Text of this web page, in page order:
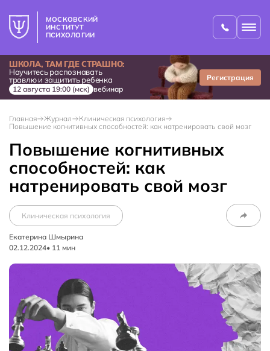
МОСКОВСКИЙ
ИНСТИТУТ
ПСИХОЛОГИИ
ШКОЛА, ТАМ ГДЕ СТРАШНО:
Научитесь распознавать
травлю и защитить ребенка
12 августа 19:00 (мск) вебинар
Регистрация
Главная Журнал
Клиническая психология
Повышение когнитивных способностей: как натренировать свой мозг
Повышение когнитивных
способностей: как
натренировать свой мозг
Екатерина Шмырина
02.12.2024• 11 мин
Клиническая психология